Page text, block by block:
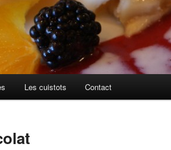
Les cuistots Contact